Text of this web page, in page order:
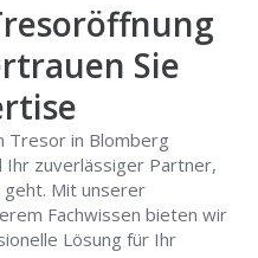
Sie
Tresor in Blomberg
Ihr zuverlässiger Partner,
Mit unserer
Fachwissen bieten wir
Lösung für Ihr